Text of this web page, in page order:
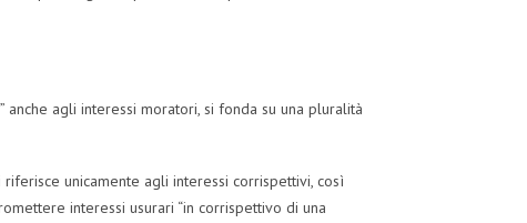
anche agli interessi moratori, si fonda su una pluralità
unicamente agli interessi corrispettivi, così
interessi usurari “in corrispettivo di una